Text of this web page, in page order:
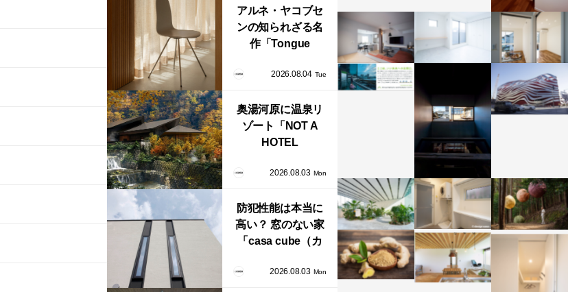
アルネ・ヤコブセ
ンの知られざる名
作「Tongue
FRITZ HANSENか
本で発売開始！
2026.08.04 Tue
奥湯河原に温泉リ
ゾート「NOT A
HOTEL
誕生！販売を日
始！
2026.08.03 Mon
防犯性能は本当に
高い？ 窓のない家
「casa cube（カ
ブ）」が叶えるプ
2026.08.03 Mon